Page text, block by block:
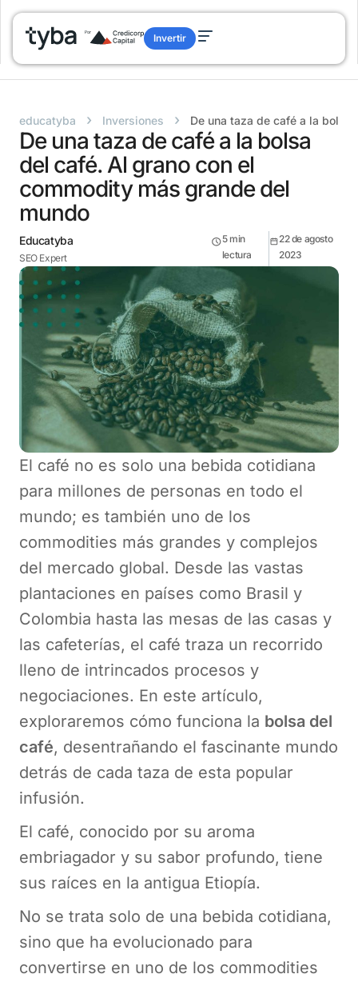
Invertir
educatyba › Inversiones › De una taza de café a la
De una taza de café a la bolsa
del café. Al grano con el
commodity más grande del
mundo
Educatyba
SEO Expert
5 min
lectura
22 de agosto
2023
El café no es solo una bebida cotidiana
para millones de personas en todo el
mundo; es también uno de los
commodities más grandes y complejos
del mercado global. Desde las vastas
plantaciones en países como Brasil y
Colombia hasta las mesas de las casas y
las cafeterías, el café traza un recorrido
lleno de intrincados procesos y
negociaciones. En este artículo,
exploraremos cómo funciona la bolsa del
café, desentrañando el fascinante mundo
detrás de cada taza de esta popular
infusión.
El café, conocido por su aroma
embriagador y su sabor profundo, tiene
sus raíces en la antigua Etiopía.
No se trata solo de una bebida cotidiana,
sino que ha evolucionado para
convertirse en uno de los commodities